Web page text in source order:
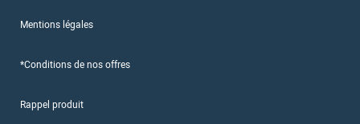
Mentions légales
*Conditions de nos offres
Rappel produit